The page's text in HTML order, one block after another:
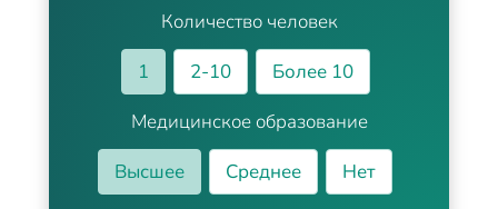
Количество человек
1
2-10
Более 10
Медицинское образование
Высшее
Среднее Нет